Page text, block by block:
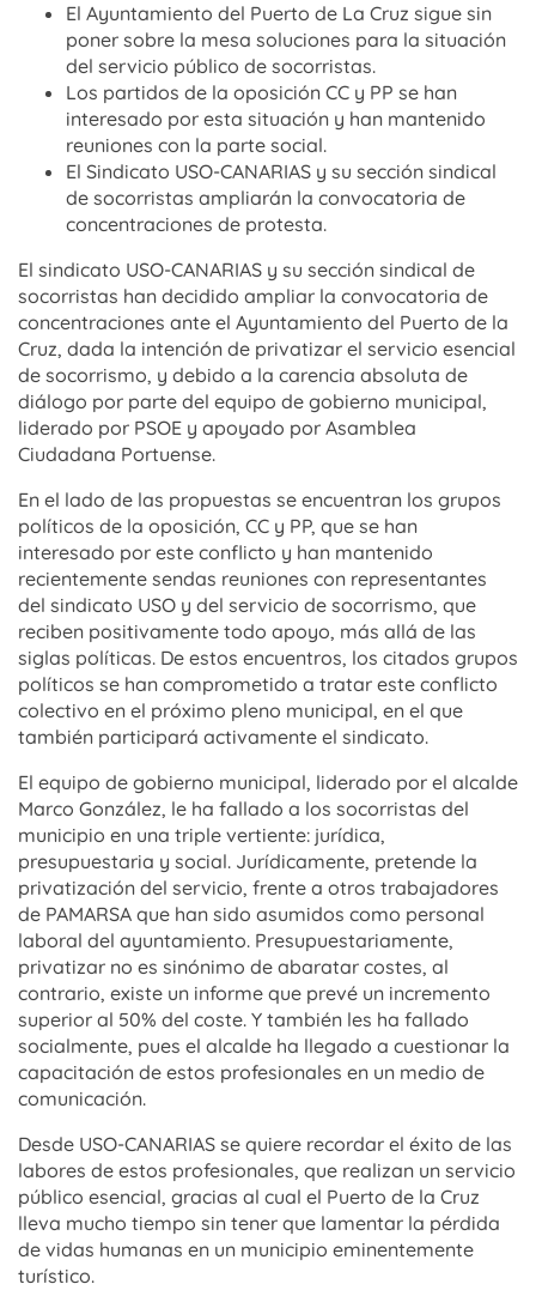
El Ayuntamiento del Puerto de La Cruz sigue sin
poner sobre la mesa soluciones para la situación
del servicio público de socorristas.
Los partidos de la oposición CC y PP se han
interesado por esta situación y han mantenido
reuniones con la parte social.
El Sindicato USO-CANARIAS y su sección sindical
de socorristas ampliarán la convocatoria de
concentraciones de protesta.
El sindicato USO-CANARIAS y su sección sindical de
socorristas han decidido ampliar la convocatoria de
concentraciones ante el Ayuntamiento del Puerto de la
Cruz, dada la intención de privatizar el servicio esencial
de socorrismo, y debido a la carencia absoluta de
diálogo por parte del equipo de gobierno municipal,
liderado por PSOE y apoyado por Asamblea
Ciudadana Portuense.
En el lado de las propuestas se encuentran los grupos
políticos de la oposición, CC y PP, que se han
interesado por este conflicto y han mantenido
recientemente sendas reuniones con representantes
del sindicato USO y del servicio de socorrismo, que
reciben positivamente todo apoyo, más allá de las
siglas políticas. De estos encuentros, los citados grupos
políticos se han comprometido a tratar este conflicto
colectivo en el próximo pleno municipal, en el que
también participará activamente el sindicato.
El equipo de gobierno municipal, liderado por el alcalde
Marco González, le ha fallado a los socorristas del
municipio en una triple vertiente: jurídica,
presupuestaria y social. Jurídicamente, pretende la
privatización del servicio, frente a otros trabajadores
de PAMARSA que han sido asumidos como personal
laboral del ayuntamiento. Presupuestariamente,
privatizar no es sinónimo de abaratar costes, al
contrario, existe un informe que prevé un incremento
superior al 50% del coste. Y también les ha fallado
socialmente, pues el alcalde ha llegado a cuestionar la
capacitación de estos profesionales en un medio de
comunicación.
Desde USO-CANARIAS se quiere recordar el éxito de las
labores de estos profesionales, que realizan un servicio
público esencial, gracias al cual el Puerto de la Cruz
lleva mucho tiempo sin tener que lamentar la pérdida
de vidas humanas en un municipio eminentemente
turístico.